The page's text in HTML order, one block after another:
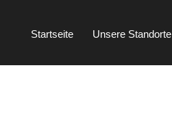
Startseite Unsere Standorte